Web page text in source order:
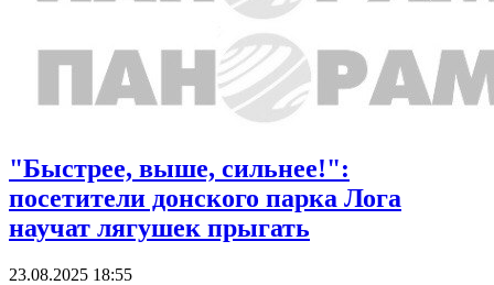
"Быстрее, выше, сильнее!":
посетители донского парка Лога
научат лягушек прыгать
23.08.2025 18:55